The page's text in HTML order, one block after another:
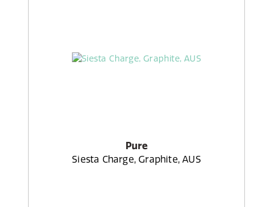
Pure
Siesta Charge, Graphite, AUS